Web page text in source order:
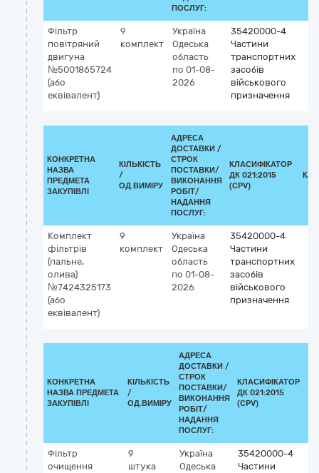
ПОСЛУГ:
Фільтр
повітряний
двигуна
№5001865724
(або
еквівалент)
9
комплект
Україна
Одеська
область
по 01-08-
2026
35420000-4
Частини
транспортних
засобів
військового
призначення
КОНКРЕТНА
НАЗВА
ПРЕДМЕТА
ЗАКУПІВЛІ
КІЛЬКІСТЬ
/
ОД.ВИМІРУ
АДРЕСА
ДОСТАВКИ /
СТРОК
ПОСТАВКИ/
ВИКОНАННЯ
РОБІТ/
НАДАННЯ
ПОСЛУГ:
КЛАСИФІКАТОР
ДК 021:2015
(CPV)
Комплект
фільтрів
(пальне,
олива)
№7424325173
(або
еквівалент)
9
комплект
Україна
Одеська
область
по 01-08-
2026
35420000-4
Частини
транспортних
засобів
військового
призначення
КОНКРЕТНА
НАЗВА ПРЕДМЕТА
ЗАКУПІВЛІ
КІЛЬКІСТЬ
/
ОД.ВИМІРУ
АДРЕСА
ДОСТАВКИ /
СТРОК
ПОСТАВКИ/
ВИКОНАННЯ
РОБІТ/
НАДАННЯ
ПОСЛУГ:
КЛАСИФІКАТОР
ДК 021:2015
(CPV)
Фільтр
очищення
9
штука
Україна
Одеська
35420000-4
Частини